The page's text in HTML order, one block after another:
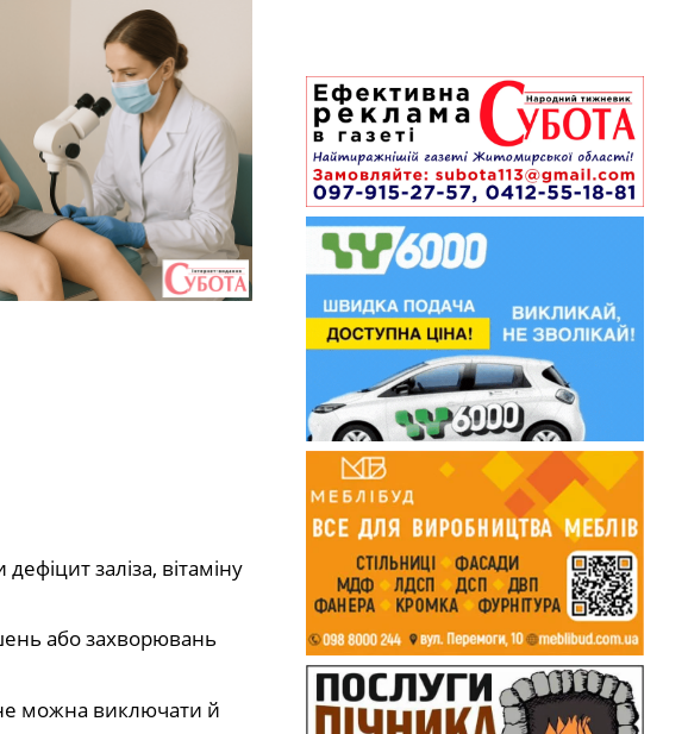
заліза, вітаміну
або захворювань
не можна виключати й